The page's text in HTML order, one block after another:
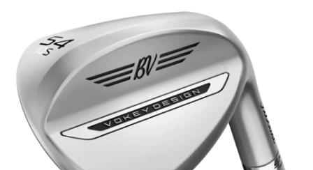
Golfschläger
Bekleidung